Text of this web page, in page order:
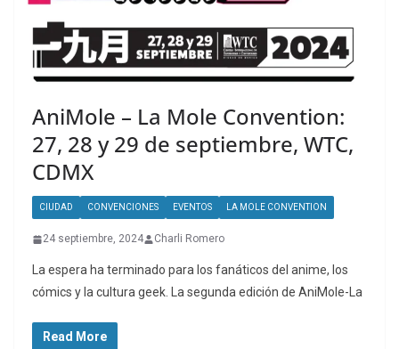
AniMole – La Mole Convention:
27, 28 y 29 de septiembre, WTC,
CDMX
CIUDAD CONVENCIONES EVENTOS LA MOLE CONVENTION
24 septiembre, 2024 Charli Romero
La espera ha terminado para los fanáticos del anime, los
cómics y la cultura geek. La segunda edición de AniMole-La
Read More